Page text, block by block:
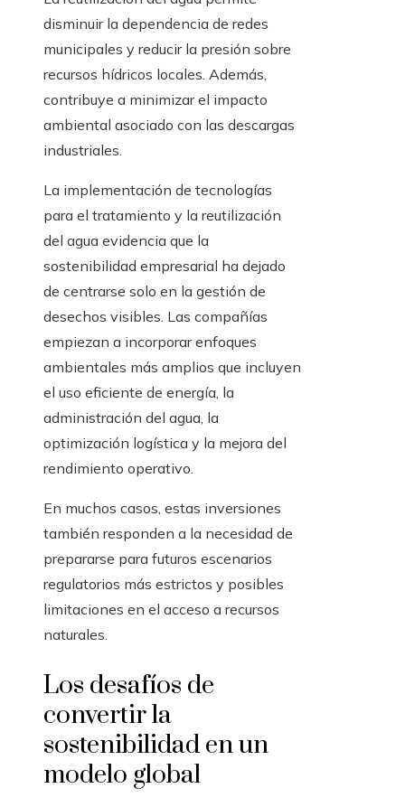
disminuir la dependencia de redes
municipales y reducir la presión sobre
recursos hídricos locales. Además,
contribuye a minimizar el impacto
ambiental asociado con las descargas
industriales.
La implementación de tecnologías
para el tratamiento y la reutilización
del agua evidencia que la
sostenibilidad empresarial ha dejado
de centrarse solo en la gestión de
desechos visibles. Las compañías
empiezan a incorporar enfoques
ambientales más amplios que incluyen
el uso eficiente de energía, la
administración del agua, la
optimización logística y la mejora del
rendimiento operativo.
En muchos casos, estas inversiones
también responden a la necesidad de
prepararse para futuros escenarios
regulatorios más estrictos y posibles
limitaciones en el acceso a recursos
naturales.
Los desafíos de
convertir la
sostenibilidad en un
modelo global